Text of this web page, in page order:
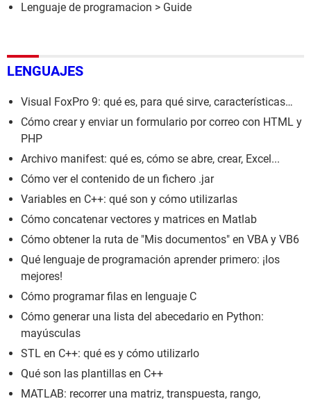
Lenguaje de programacion > Guide
LENGUAJES
Visual FoxPro 9: qué es, para qué sirve, características…
Cómo crear y enviar un formulario por correo con HTML y
PHP
Archivo manifest: qué es, cómo se abre, crear, Excel...
Cómo ver el contenido de un fichero .jar
Variables en C++: qué son y cómo utilizarlas
Cómo concatenar vectores y matrices en Matlab
Cómo obtener la ruta de "Mis documentos" en VBA y VB6
Qué lenguaje de programación aprender primero: ¡los
mejores!
Cómo programar filas en lenguaje C
Cómo generar una lista del abecedario en Python:
mayúsculas
STL en C++: qué es y cómo utilizarlo
Qué son las plantillas en C++
MATLAB: recorrer una matriz, transpuesta, rango,